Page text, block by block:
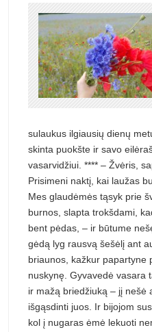
sulaukus ilgiausių dienų
skinta puokšte ir savo
vasarvidžiui. **** – Žvėris,
Prisimeni naktį, kai laužas
Mes glaudėmės tąsyk prie
burnos, slapta trokšdami,
bent pėdas, – ir būtume
gėdą lyg rausvą šešėlį ant
briaunos, kažkur papartyne
nuskynę. Gyvavedė vasara
ir mažą briedžiuką – jį nešė
išgąsdinti juos. Ir bijojom
kol į nugaras ėmė lekuoti